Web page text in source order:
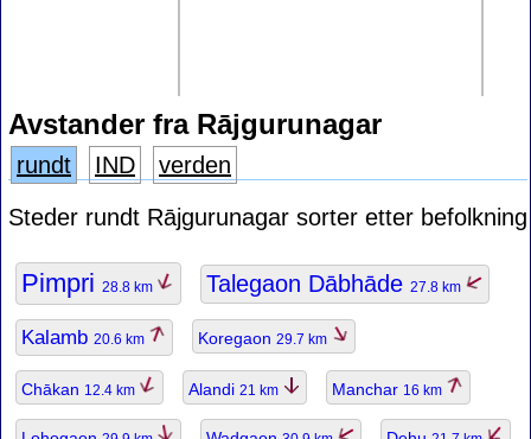
Avstander fra Rājgurunagar
rundt IND
verden
Steder rundt Rājgurunagar sorter etter befolkning
Pimpri 28.8 km Talegaon Dābhāde 27.8 km
Kalamb 20.6 km Koregaon 29.7 km
Chākan 12.4 km Alandi 21 km Manchar 16 km